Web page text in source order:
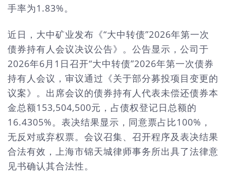
手率为1.83%。
近日，大中矿业发布《“大中转债”2026年第一次
债券持有人会议决议公告》。公告显示，公司于
2026年6月1日召开“大中转债”2026年第一次债券
持有人会议，审议通过《关于部分募投项目变更的
议案》。出席会议的债券持有人代表未偿还债券本
金总额153,504,500元，占债权登记日总额的
16.4305%。表决结果显示，同意票占比100%，
无反对或弃权票。会议召集、召开程序及表决结果
合法有效，上海市锦天城律师事务所出具了法律意
见书确认其合法性。